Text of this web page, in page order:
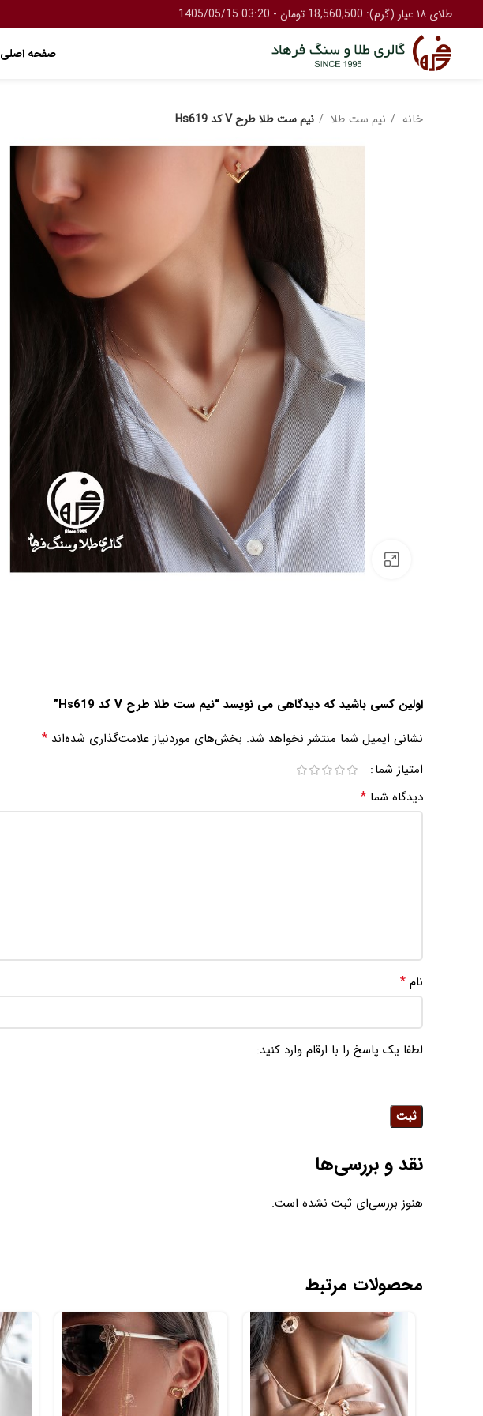
طلای ۱۸ عیار (گرم): 18,560,500 تومان - 03:20 1405/05/15
صفحه اصلی
خانه نیم ست طلا نیم ست طلا طرح V کد Hs619
برای بزرگنمایی کلیک کنید
نقد و بررسی‌ها
هنوز بررسی‌ای ثبت نشده است.
اولین کسی باشید که دیدگاهی می نویسد “نیم ست طلا طرح V کد Hs619”
نشانی ایمیل شما منتشر نخواهد شد. بخش‌های موردنیاز علامت‌گذاری شده‌اند *
امتیاز شما
دیدگاه شما *
نام *
لطفا یک پاسخ را با ارقام وارد کنید:
محصولات مرتبط